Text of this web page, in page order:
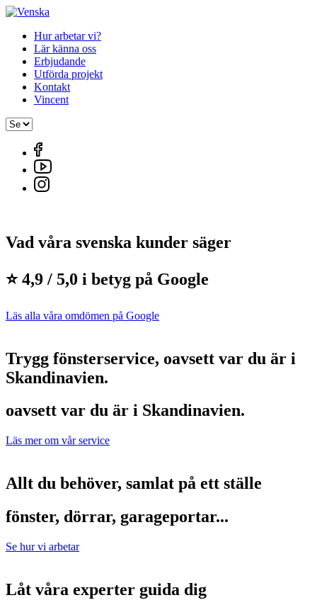
Hur arbetar vi?
Lär känna oss
Erbjudande
Utförda projekt
Kontakt
Vincent
Vad våra svenska kunder säger
⭐ 4,9 / 5,0 i betyg på Google
Läs alla våra omdömen på Google
Trygg fönsterservice, oavsett var du är i
Skandinavien.
oavsett var du är i Skandinavien.
Läs mer om vår service
Allt du behöver, samlat på ett ställe
fönster, dörrar, garageportar...
Se hur vi arbetar
Låt våra experter guida dig